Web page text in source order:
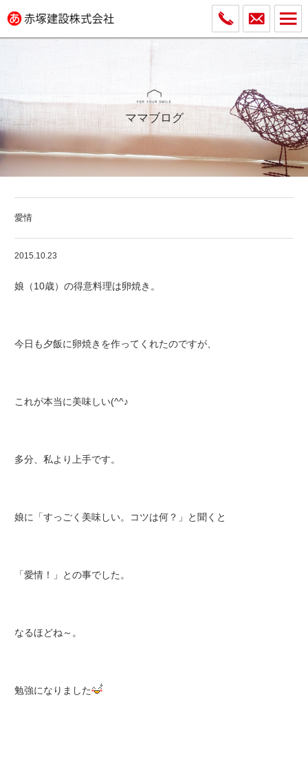
ママブログ
愛情
2015.10.23
娘（10歳）の得意料理は卵焼き。
今日も夕飯に卵焼きを作ってくれたのですが、
これが本当に美味しい(^^♪
多分、私より上手です。
娘に「すっごく美味しい。コツは何？」と聞くと
「愛情！」との事でした。
なるほどね～。
勉強になりました